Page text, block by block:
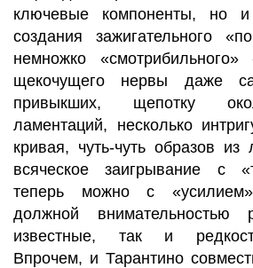
ключевые компоненты, но
создания зажигательного
немножко «смотрибильного»
щекочущего нервы даже
привыкших, щепотку
ламентаций, несколько
кривая, чуть-чуть образов
всяческое заигрывание с
теперь можно с
должной внимательностью
известные, так и
Впрочем, и Тарантино